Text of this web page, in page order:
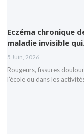
Eczéma chronique
maladie invisible
5 Juin, 2026
Rougeurs, fissures
l’école ou dans les